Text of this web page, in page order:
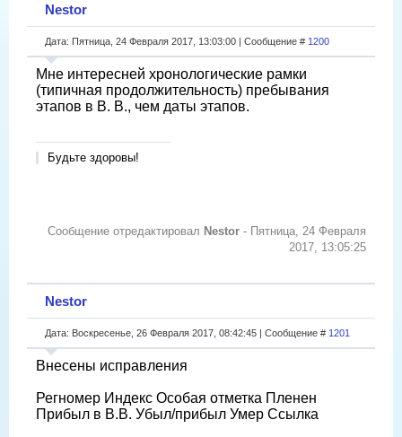
Nestor
Дата: Пятница, 24 Февраля 2017, 13:03:00 | Сообщение # 1200
Мне интересней хронологические рамки
(типичная продолжительность) пребывания
этапов в В. В., чем даты этапов.
Будьте здоровы!
Сообщение отредактировал Nestor - Пятница, 24 Февраля
2017, 13:05:25
Nestor
Дата: Воскресенье, 26 Февраля 2017, 08:42:45 | Сообщение # 1201
Внесены исправления
Регномер Индекс Особая отметка Пленен
Прибыл в В.В. Убыл/прибыл Умер Ссылка